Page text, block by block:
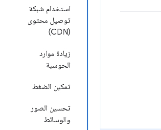
استخدام شبكة
توصيل محتوى
(CDN)
زيادة موارد
الحوسبة
تمكين الضغط
تحسين الصور
والوسائط